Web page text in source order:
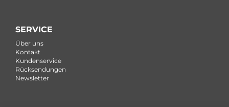
SERVICE
Über uns
Kontakt
Kundenservice
Rücksendungen
Newsletter